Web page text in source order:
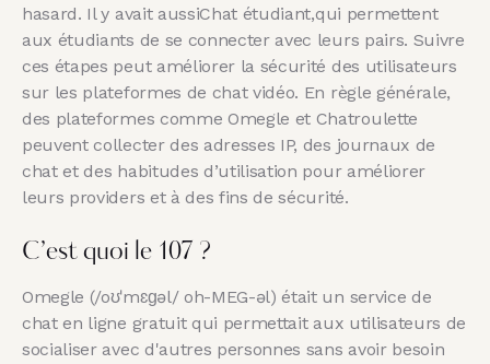
hasard. Il y avait aussiChat étudiant,qui permettent
aux étudiants de se connecter avec leurs pairs. Suivre
ces étapes peut améliorer la sécurité des utilisateurs
sur les plateformes de chat vidéo. En règle générale,
des plateformes comme Omegle et Chatroulette
peuvent collecter des adresses IP, des journaux de
chat et des habitudes d’utilisation pour améliorer
leurs providers et à des fins de sécurité.
C’est quoi le 107 ?
Omegle (/oʊˈmɛɡəl/ oh-MEG-əl) était un service de
chat en ligne gratuit qui permettait aux utilisateurs de
socialiser avec d'autres personnes sans avoir besoin